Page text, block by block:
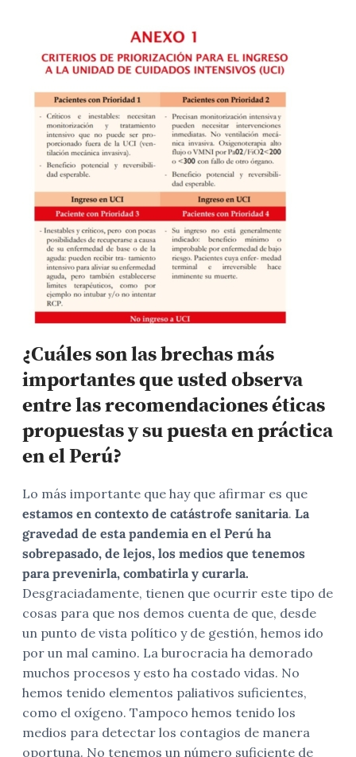
¿Cuáles son las brechas más
importantes que usted observa
entre las recomendaciones éticas
propuestas y su puesta en práctica
en el Perú?
Lo más importante que hay que afirmar es que
estamos en contexto de catástrofe sanitaria. La
gravedad de esta pandemia en el Perú ha
sobrepasado, de lejos, los medios que tenemos
para prevenirla, combatirla y curarla.
Desgraciadamente, tienen que ocurrir este tipo de
cosas para que nos demos cuenta de que, desde
un punto de vista político y de gestión, hemos ido
por un mal camino. La burocracia ha demorado
muchos procesos y esto ha costado vidas. No
hemos tenido elementos paliativos suficientes,
como el oxígeno. Tampoco hemos tenido los
medios para detectar los contagios de manera
oportuna. No tenemos un número suficiente de